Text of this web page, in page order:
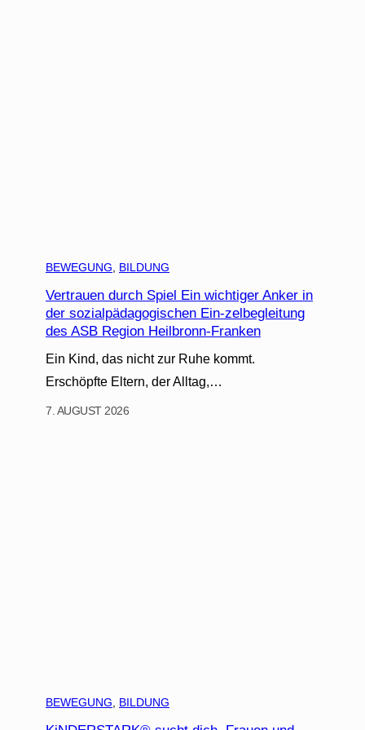
BEWEGUNG, BILDUNG
Vertrauen durch Spiel Ein wichtiger Anker in
der sozialpädagogischen Ein-zelbegleitung
des ASB Region Heilbronn-Franken
Ein Kind, das nicht zur Ruhe kommt.
Erschöpfte Eltern, der Alltag,…
7. AUGUST 2026
BEWEGUNG, BILDUNG